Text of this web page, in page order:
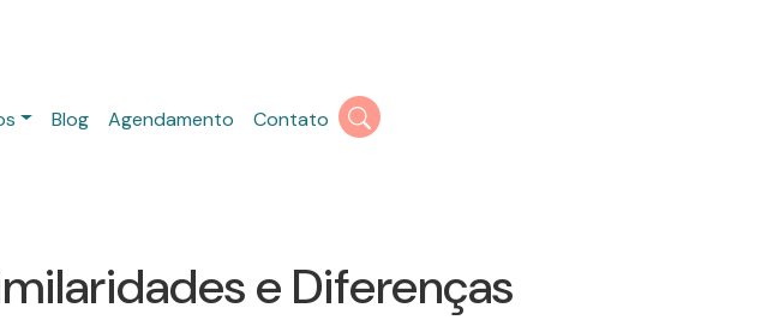
Blog Agendamento Contato
e Diferenças